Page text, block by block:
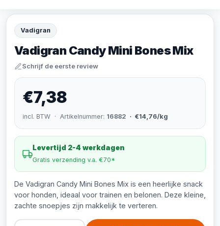
Vadigran
Vadigran Candy Mini Bones Mix
Schrijf de eerste review
€7,38
incl. BTW · Artikelnummer: 16882 · €14,76/kg
Levertijd 2-4 werkdagen
Gratis verzending v.a. €70*
De Vadigran Candy Mini Bones Mix is een heerlijke snack
voor honden, ideaal voor trainen en belonen. Deze kleine,
zachte snoepjes zijn makkelijk te verteren.